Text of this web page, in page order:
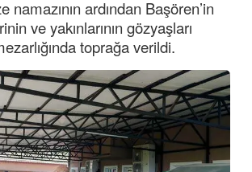
namazının ardından Başören’in
ve yakınlarının gözyaşları
toprağa verildi.